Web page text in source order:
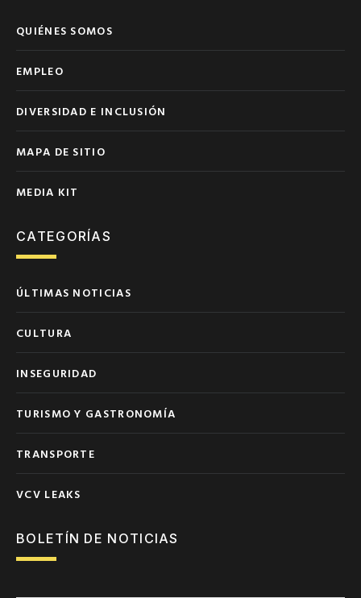
QUIÉNES SOMOS
EMPLEO
DIVERSIDAD E INCLUSIÓN
MAPA DE SITIO
MEDIA KIT
CATEGORÍAS
ÚLTIMAS NOTICIAS
CULTURA
INSEGURIDAD
TURISMO Y GASTRONOMÍA
TRANSPORTE
VCV LEAKS
BOLETÍN DE NOTICIAS